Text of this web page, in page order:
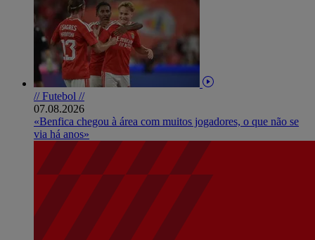
// Futebol //
07.08.2026
«Benfica chegou à área com muitos jogadores, o que não se
via há anos»